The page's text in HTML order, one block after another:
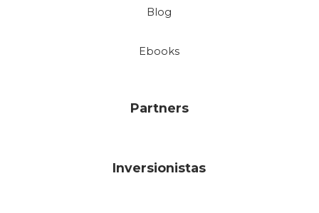
Blog
Ebooks
Partners
Inversionistas